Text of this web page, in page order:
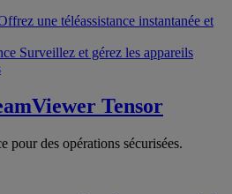
une téléassistance instantanée et
Surveillez et gérez les appareils
Tensor
pour des opérations sécurisées.